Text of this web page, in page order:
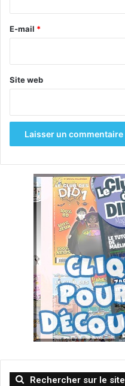
e
E-mail *
Site web
Rechercher sur le site